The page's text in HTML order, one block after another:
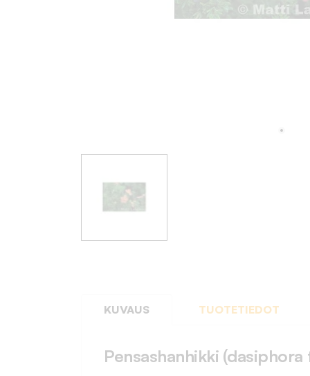
KUVAUS TUOTETIEDOT
Pensashanhikki